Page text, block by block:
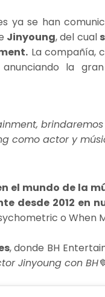
ya se han
Jinyoung, del cual
La compañía,
la
como actor y
el mundo de la
desde 2012 en
o When
, donde BH
Jinyoung con